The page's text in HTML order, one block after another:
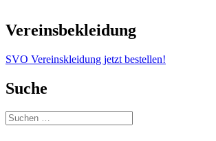
Vereinsbekleidung
SVO Vereinskleidung jetzt bestellen!
Suche
Suchen
nach: